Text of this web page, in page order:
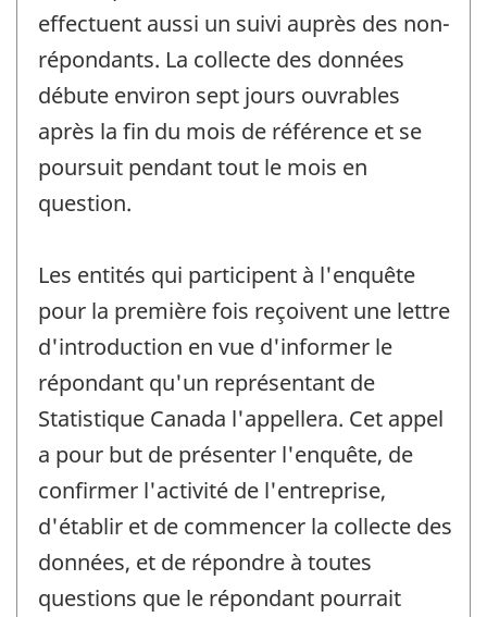
effectuent aussi un suivi auprès des non-
répondants. La collecte des données
débute environ sept jours ouvrables
après la fin du mois de référence et se
poursuit pendant tout le mois en
question.
Les entités qui participent à l'enquête
pour la première fois reçoivent une lettre
d'introduction en vue d'informer le
répondant qu'un représentant de
Statistique Canada l'appellera. Cet appel
a pour but de présenter l'enquête, de
confirmer l'activité de l'entreprise,
d'établir et de commencer la collecte des
données, et de répondre à toutes
questions que le répondant pourrait